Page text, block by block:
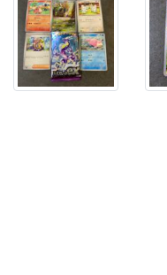
オ
レ
ッ
ト